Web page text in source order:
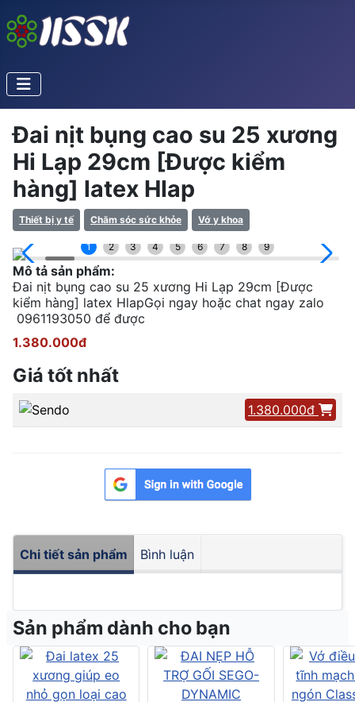
Đai nịt bụng cao su 25 xương
Hi Lạp 29cm [Được kiểm
hàng] latex Hlap
Thiết bị y tế Chăm sóc sức khỏe Vớ y khoa
1 2 3 4 5 6 7 8 9
Mô tả sản phẩm:
Đai nịt bụng cao su 25 xương Hi Lạp 29cm [Được
kiểm hàng] latex HlapGọi ngay hoặc chat ngay zalo
0961193050 để được
1.380.000đ
Giá tốt nhất
1.380.000đ
Chi tiết sản phẩm Bình luận
Sản phẩm dành cho bạn